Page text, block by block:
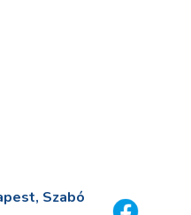
Szabó